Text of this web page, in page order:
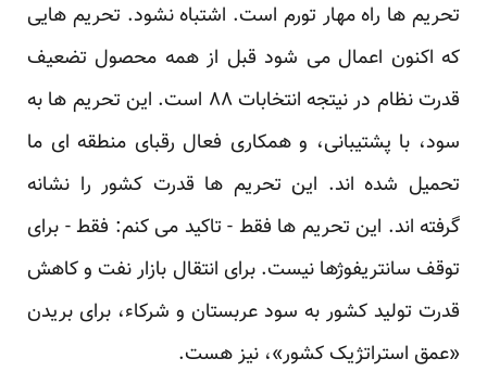
تحریم ها راه مهار تورم است. اشتباه نشود. تحریم هایی
که اکنون اعمال می شود قبل از همه محصول تضعیف
قدرت نظام در نیتجه انتخابات ۸۸ است. این تحریم ها به
سود، با پشتیبانی، و همکاری فعال رقبای منطقه ای ما
تحمیل شده اند. این تحریم ها قدرت کشور را نشانه
گرفته اند. این تحریم ها فقط - تاکید می کنم: فقط - برای
توقف سانتریفوژها نیست. برای انتقال بازار نفت و کاهش
قدرت تولید کشور به سود عربستان و شرکاء، برای بریدن
«عمق استراتژیک کشور»، نیز هست.